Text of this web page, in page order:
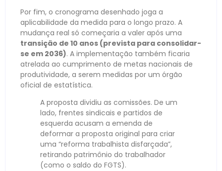
Por fim, o cronograma desenhado joga a
aplicabilidade da medida para o longo prazo. A
mudança real só começaria a valer após uma
transição de 10 anos (prevista para consolidar-
se em 2036). A implementação também ficaria
atrelada ao cumprimento de metas nacionais de
produtividade, a serem medidas por um órgão
oficial de estatística.
A proposta dividiu as comissões. De um
lado, frentes sindicais e partidos de
esquerda acusam a emenda de
deformar a proposta original para criar
uma “reforma trabalhista disfarçada”,
retirando patrimônio do trabalhador
(como o saldo do FGTS).